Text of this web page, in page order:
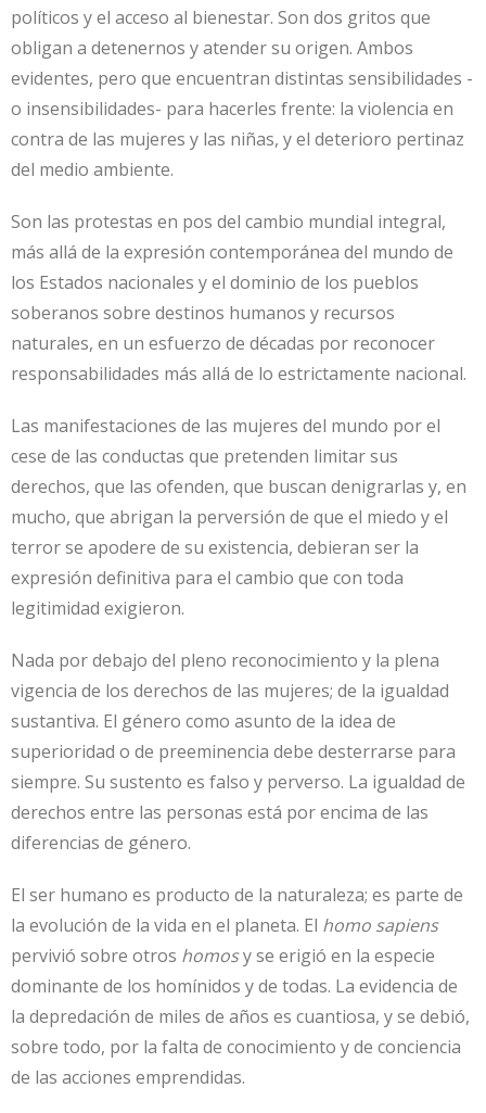
políticos y el acceso al bienestar. Son dos gritos que
obligan a detenernos y atender su origen. Ambos
evidentes, pero que encuentran distintas sensibilidades -
o insensibilidades- para hacerles frente: la violencia en
contra de las mujeres y las niñas, y el deterioro pertinaz
del medio ambiente.
Son las protestas en pos del cambio mundial integral,
más allá de la expresión contemporánea del mundo de
los Estados nacionales y el dominio de los pueblos
soberanos sobre destinos humanos y recursos
naturales, en un esfuerzo de décadas por reconocer
responsabilidades más allá de lo estrictamente nacional.
Las manifestaciones de las mujeres del mundo por el
cese de las conductas que pretenden limitar sus
derechos, que las ofenden, que buscan denigrarlas y, en
mucho, que abrigan la perversión de que el miedo y el
terror se apodere de su existencia, debieran ser la
expresión definitiva para el cambio que con toda
legitimidad exigieron.
Nada por debajo del pleno reconocimiento y la plena
vigencia de los derechos de las mujeres; de la igualdad
sustantiva. El género como asunto de la idea de
superioridad o de preeminencia debe desterrarse para
siempre. Su sustento es falso y perverso. La igualdad de
derechos entre las personas está por encima de las
diferencias de género.
El ser humano es producto de la naturaleza; es parte de
la evolución de la vida en el planeta. El homo sapiens
pervivió sobre otros homosy se erigió en la especie
dominante de los homínidos y de todas. La evidencia de
la depredación de miles de años es cuantiosa, y se debió,
sobre todo, por la falta de conocimiento y de conciencia
de las acciones emprendidas.